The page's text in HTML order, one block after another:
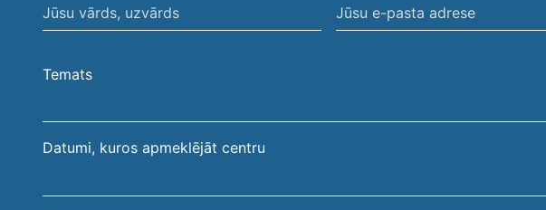
Jūsu
vārds,
Jūsu
e-
Temats
Datumi, kuros apmeklējāt centru